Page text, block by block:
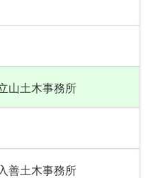
山土木事務所
善土木事務所